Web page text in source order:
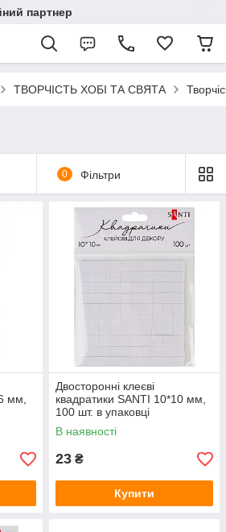
партнер
ТВОРЧІСТЬ ХОБІ ТА СВЯТА
0 Фільтри
мм,
Двосторонні клеєві
квадратики SANTI 10*10 мм,
100 шт. в упаковці
В наявності
23 ₴
Купити